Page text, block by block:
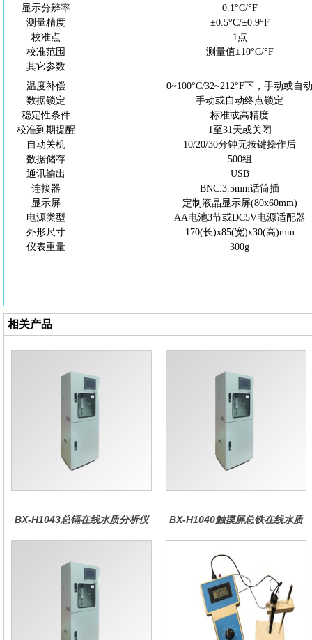
显示分辨率 0.1°C/°F
测量精度
±0.5°C/±0.9°F
校准点
1点
校准范围
测量值±10°C/°F
其它参数
温度补偿
0~100°C/32~212°F下，手动或自
数据锁定
手动或自动终点锁定
稳定性条件
标准或高精度
校准到期提醒
1至31天或关闭
自动关机
10/20/30分钟无按键操作后
数据储存
500组
通讯输出
USB
连接器
BNC.3.5mm话筒插
显示屏
定制液晶显示屏(80x60mm)
电源类型
AA电池3节或DC5V电源适配器
外形尺寸
170(长)x85(宽)x30(高)mm
仪表重量
300g
相关产品
BX-H1043总镉在线水质分析仪
BX-H1040触摸屏总铁在线水质